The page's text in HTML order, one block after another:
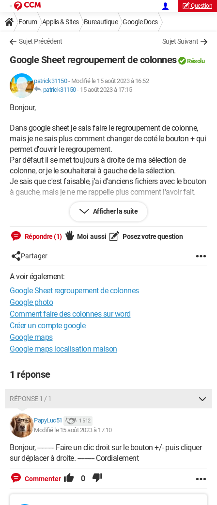
Question
Forum Applis & Sites Bureautique Google Docs
Sujet Précédent Sujet Suivant
Google Sheet regroupement de colonnes Résolu
patrick31150- Modifié le 15 août 2023 à 16:52
patrick31150- 15 août 2023 à 17:15
Bonjour,
Dans google sheet je sais faire le regroupement de colonne,
mais je ne sais plus comment changer de coté le bouton + qui
permet d'ouvrir le regroupement.
Par défaut il se met toujours à droite de ma sélection de
colonne, or je le souhaiterai à gauche de la sélection.
Je sais que c'est faisable, j'ai d'anciens fichiers avec le bouton
à gauche, mais je ne me rappelle plus comment l'avoir fait.
Afficher la suite
Répondre (1) Moi aussi Posez votre question
Partager
A voir également:
Google Sheet regroupement de colonnes
Google photo
Comment faire des colonnes sur word
Créer un compte google
Google maps
Google maps localisation maison
1 réponse
RÉPONSE 1 / 1
PapyLuc51 1 512
Modifié le 15 août 2023 à 17:10
Bonjour, ---------- Faire un clic droit sur le bouton +/- puis cliquer
sur déplacer à droite. ---------- Cordialement
Commenter 0